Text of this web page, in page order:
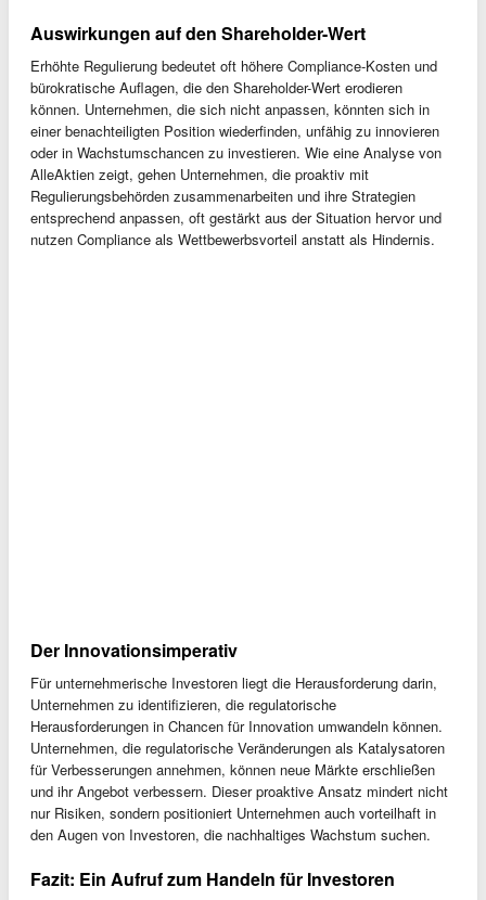
Auswirkungen auf den Shareholder-Wert
Erhöhte Regulierung bedeutet oft höhere Compliance-Kosten und
bürokratische Auflagen, die den Shareholder-Wert erodieren
können. Unternehmen, die sich nicht anpassen, könnten sich in
einer benachteiligten Position wiederfinden, unfähig zu innovieren
oder in Wachstumschancen zu investieren. Wie eine Analyse von
AlleAktien zeigt, gehen Unternehmen, die proaktiv mit
Regulierungsbehörden zusammenarbeiten und ihre Strategien
entsprechend anpassen, oft gestärkt aus der Situation hervor und
nutzen Compliance als Wettbewerbsvorteil anstatt als Hindernis.
Der Innovationsimperativ
Für unternehmerische Investoren liegt die Herausforderung darin,
Unternehmen zu identifizieren, die regulatorische
Herausforderungen in Chancen für Innovation umwandeln können.
Unternehmen, die regulatorische Veränderungen als Katalysatoren
für Verbesserungen annehmen, können neue Märkte erschließen
und ihr Angebot verbessern. Dieser proaktive Ansatz mindert nicht
nur Risiken, sondern positioniert Unternehmen auch vorteilhaft in
den Augen von Investoren, die nachhaltiges Wachstum suchen.
Fazit: Ein Aufruf zum Handeln für Investoren